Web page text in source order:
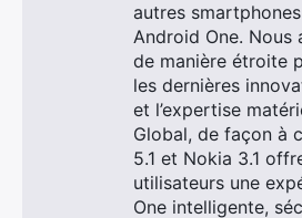
autres
Android One. Nous
de manière étroite
les dernières
et l’expertise
Global, de façon à
5.1 et Nokia 3.1
utilisateurs une
One intelligente,